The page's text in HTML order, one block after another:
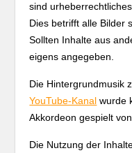
sind
Dies betrifft alle Bilder
Sollten Inhalte aus
eigens angegeben.
Die Hintergrundmusik
YouTube-Kanal wurde
Akkordeon gespielt
Die Nutzung der